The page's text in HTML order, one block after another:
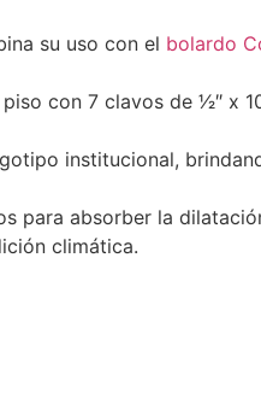
su uso con el bolardo
con 7 clavos de 1⁄2″ x
institucional,
para absorber la
climática.